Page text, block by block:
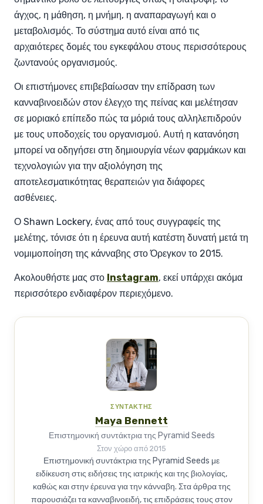
άγχος, η μάθηση, η μνήμη, η αναπαραγωγή και ο
μεταβολισμός. Το σύστημα αυτό είναι από τις
αρχαιότερες δομές του εγκεφάλου στους περισσότερους
ζωντανούς οργανισμούς.
Οι επιστήμονες επιβεβαίωσαν την επίδραση των
κανναβινοειδών στον έλεγχο της πείνας και μελέτησαν
σε μοριακό επίπεδο πώς τα μόριά τους αλληλεπιδρούν
με τους υποδοχείς του οργανισμού. Αυτή η κατανόηση
μπορεί να οδηγήσει στη δημιουργία νέων φαρμάκων και
τεχνολογιών για την αξιολόγηση της
αποτελεσματικότητας θεραπειών για διάφορες
ασθένειες.
Ο Shawn Lockery, ένας από τους συγγραφείς της
μελέτης, τόνισε ότι η έρευνα αυτή κατέστη δυνατή μετά τη
νομιμοποίηση της κάνναβης στο Όρεγκον το 2015.
Ακολουθήστε μας στο Instagram, εκεί υπάρχει ακόμα
περισσότερο ενδιαφέρον περιεχόμενο.
ΣΥΝΤΆΚΤΗΣ
Maya Bennett
Επιστημονική συντάκτρια της Pyramid Seeds
Στον χώρο από 2015
Επιστημονική συντάκτρια της Pyramid Seeds με
ειδίκευση στις ειδήσεις της ιατρικής και της βιολογίας,
καθώς και στην έρευνα για την κάνναβη. Στα άρθρα της
παρουσιάζει τα κανναβινοειδή, τις επιδράσεις τους στον